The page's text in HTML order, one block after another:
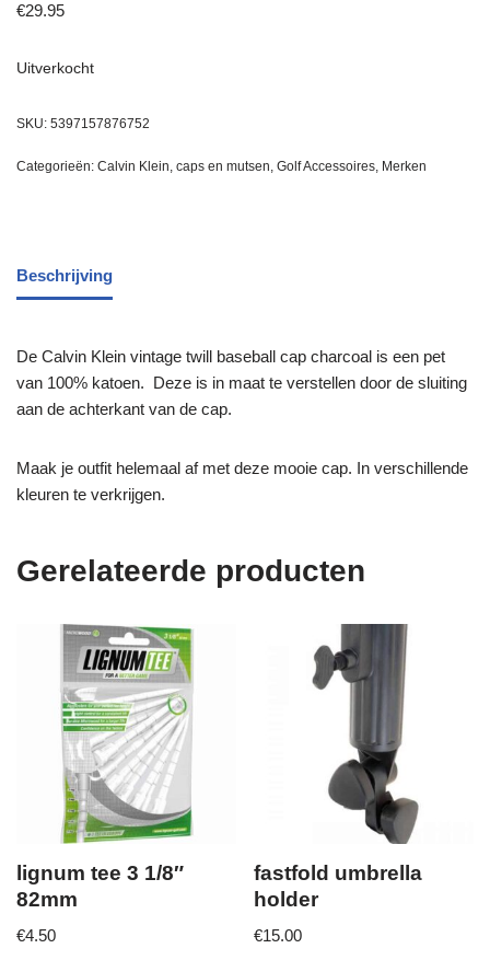
€29.95
Uitverkocht
SKU: 5397157876752
Categorieën: Calvin Klein, caps en mutsen, Golf Accessoires, Merken
Beschrijving
De Calvin Klein vintage twill baseball cap charcoal is een pet
van 100% katoen. Deze is in maat te verstellen door de sluiting
aan de achterkant van de cap.
Maak je outfit helemaal af met deze mooie cap. In verschillende
kleuren te verkrijgen.
Gerelateerde producten
lignum tee 3 1/8″
82mm
€4.50
fastfold umbrella
holder
€15.00